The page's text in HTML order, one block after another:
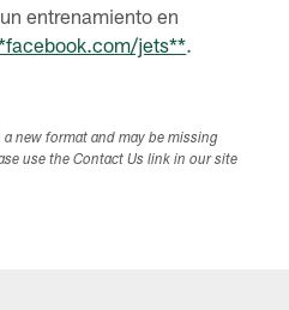
entrenamiento en
jets**.
new format and may be missing
use the Contact Us link in our site